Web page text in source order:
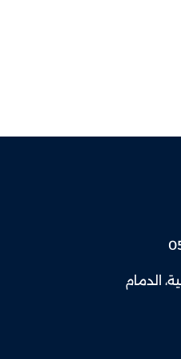
الدمام